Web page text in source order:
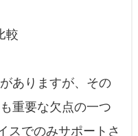
較
ありますが、その
重要な欠点の一つ
スでのみサポートさ